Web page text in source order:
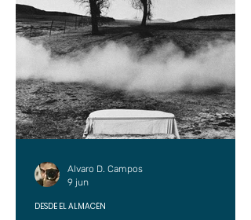
DESDE EL ALMACÉN
Alvaro D. Campos
9 jun